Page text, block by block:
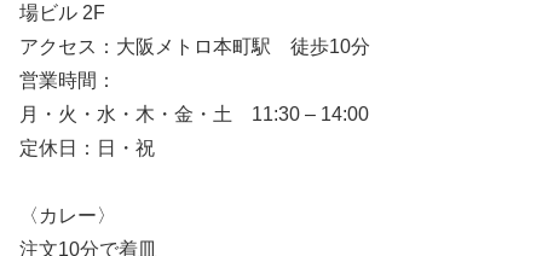
場ビル 2F
アクセス：大阪メトロ本町駅 徒歩10分
営業時間：
月・火・水・木・金・土 11:30 – 14:00
定休日：日・祝
〈カレー〉
注文10分で着皿